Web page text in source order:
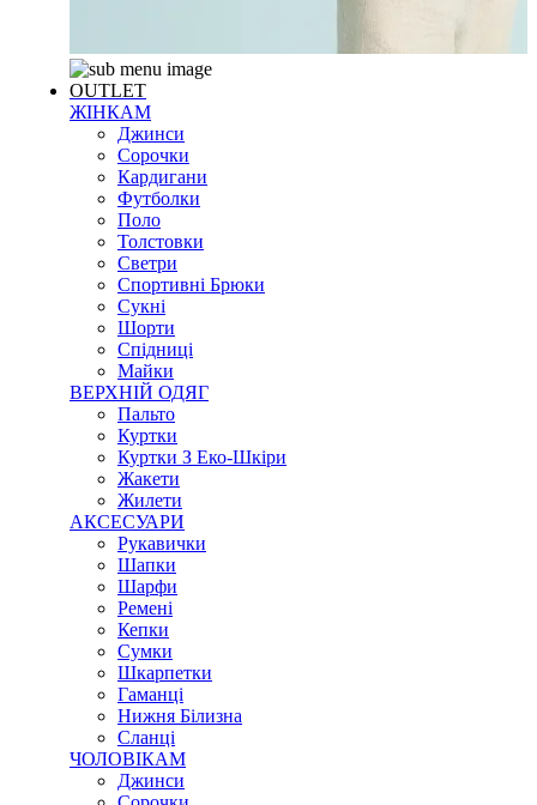
OUTLET
ЖІНКАМ
Джинси
Сорочки
Кардигани
Футболки
Поло
Толстовки
Светри
Спортивні Брюки
Сукні
Шорти
Спідниці
Майки
ВЕРХНІЙ ОДЯГ
Пальто
Куртки
Куртки З Еко-Шкіри
Жакети
Жилети
АКСЕСУАРИ
Рукавички
Шапки
Шарфи
Ремені
Кепки
Сумки
Шкарпетки
Гаманці
Нижня Білизна
Сланці
ЧОЛОВІКАМ
Джинси